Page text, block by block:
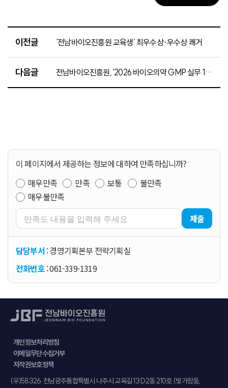
이전글 ‘전남바이오진흥원 교육생’ 최우수상·우수상 쾌거
다음글 전남바이오진흥원, '2026 바이오의약 GMP 실무 1차 과정' 수료식 성료
이 페이지에서 제공하는 정보에 대하여 만족하십니까?
매우만족
만족 보통
불만족
매우불만족
제출
담당부서: 경영기획본부 전략기획실
전화번호: 061-339-1319
개인정보처리방침
이메일무단수집거부
저작권보호정책
주소
(우)58326. 전남광주통합특별시 나주시 교육길 13 D2동 210호 (빛가람동,